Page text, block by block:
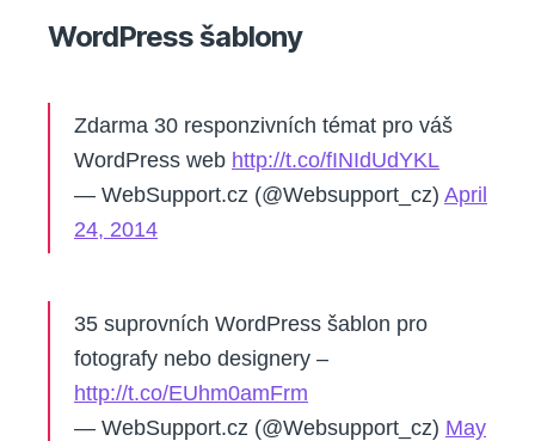
WordPress šablony
Zdarma 30 responzivních témat pro váš
WordPress web http://t.co/fINIdUdYKL
— WebSupport.cz (@Websupport_cz) April
24, 2014
35 suprovních WordPress šablon pro
fotografy nebo designery –
http://t.co/EUhm0amFrm
— WebSupport.cz (@Websupport_cz) May